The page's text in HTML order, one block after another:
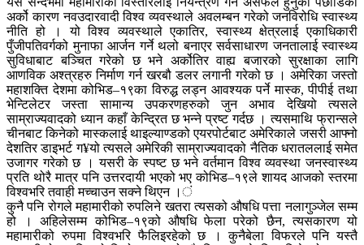
अर्को कारण नवउदारवादी विश्व व्यवस्थाले अवलम्बन गरेको जनविरोधि स्वास्थ्य
नीति हो । यो विश्व व्यवस्थाले एकातिर, स्वास्थ्य क्षेत्रलाई एकाधिकारी
पुँजीपतिवर्गको मुनाफा आर्जन गर्ने थलो बनाएर सर्वसाधारण जनतालाई स्वास्थ्य
सुविधाबाट बञ्चित गरेको छ भने अर्कोतिर वाह्य बजारको सुरक्षाका लागि
आणविक अश्त्रहरु निर्माण गर्न खरबौ डलर लगानी गरेको छ । अमेरिका जस्तो
महाशक्ति देशमा कोभिड–१९का विरुद्ध लड्न आवश्यक पर्ने मास्क, पीपीई तथा
भेन्टिलेटर जस्ता सामान्य उपकरणहरुको जुन अभाव देखियो त्यसले
साम्राज्यवादको ध्यान कहाँ केन्द्रित छ भन्ने प्रष्ट गर्दछ । त्यसमाथि फ्रान्सले
चीनबाट किनेको मास्कलाई थाइल्याण्डको एयरपोर्टबाट अमेरिकाले जसरी आफ्नो
देशतिर डाइभर्ट ग¥यो त्यसले अमेरिकी साम्राज्यवादको नैतिक धरातललाई समेत
उजागर गरेको छ । यसरी के स्पष्ट छ भने वर्तमान विश्व व्यवस्था जनस्वास्थ्य
प्रति थोरै मात्र पनि उत्तरदायी भएको भए कोभिड–१९ले शायद आजको स्तरमा
विश्वभरि तवाही मच्चाउन सक्ने थिएन ।ं
कुनै पनि रोगले महामारीको रुपलिने खतरा त्यसको औषधि पत्ता नलागुञ्जेल सम्म
हो । अहिलेसम्म कोभिड–१९को औषधि फेला परेको छैन, त्यसकारण यो
महामारीको रुपमा विश्वभरि फैलिइरहेको छ । कुनैबेला विफरले पनि यस्तै